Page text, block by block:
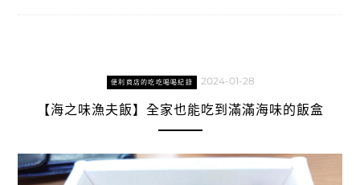
便利商店的吃吃喝喝紀錄 2024-01-28
【海之味漁夫飯】全家也能吃到滿滿海味的飯盒